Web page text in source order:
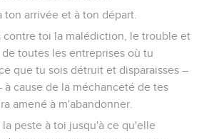
ton arrivée et à ton départ.
contre toi la malédiction, le trouble et
toutes les entreprises où tu
que tu sois détruit et disparaisses –
à cause de la méchanceté de tes
amené à m'abandonner.
la peste à toi jusqu'à ce qu'elle